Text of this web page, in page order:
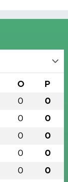
O P
0 0
0 0
0 0
0 0
0 0